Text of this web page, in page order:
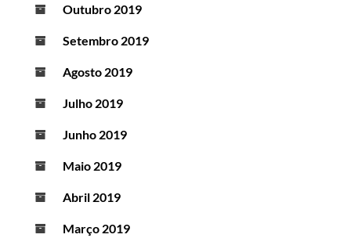
Outubro 2019
Setembro 2019
Agosto 2019
Julho 2019
Junho 2019
Maio 2019
Abril 2019
Março 2019